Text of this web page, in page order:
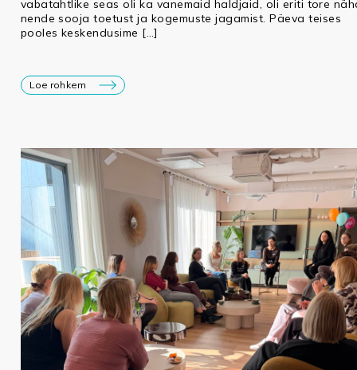
vabatahtlike seas oli ka vanemaid haldjaid, oli eriti tore
nende sooja toetust ja kogemuste jagamist. Päeva teises
pooles keskendusime […]
Loe rohkem